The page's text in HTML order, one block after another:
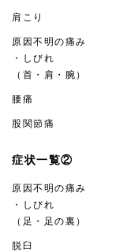
肩こり
原因不明の痛み
・しびれ
（首・肩・腕）
腰痛
股関節痛
症状一覧②
原因不明の痛み
・しびれ
（足・足の裏）
脱臼